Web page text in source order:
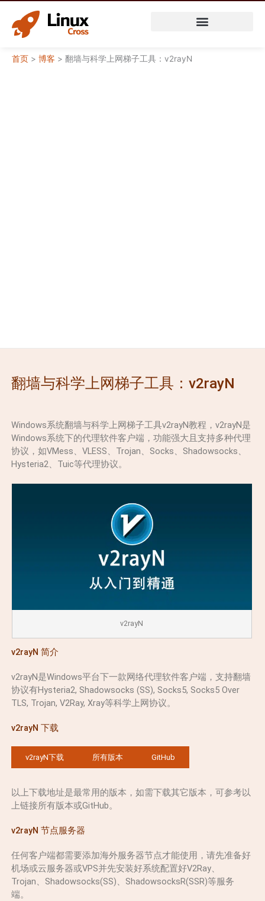
首页 > 博客 > 翻墙与科学上网梯子工具：v2rayN
翻墙与科学上网梯子工具：v2rayN
Windows系统翻墙与科学上网梯子工具v2rayN教程，v2rayN是
Windows系统下的代理软件客户端，功能强大且支持多种代理
协议，如VMess、VLESS、Trojan、Socks、Shadowsocks、
Hysteria2、Tuic等代理协议。
v2rayN
v2rayN 简介
v2rayN是Windows平台下一款网络代理软件客户端，支持翻墙
协议有Hysteria2, Shadowsocks (SS), Socks5, Socks5 Over
TLS, Trojan, V2Ray, Xray等科学上网协议。
v2rayN 下载
v2rayN下载 所有版本 GitHub
以上下载地址是最常用的版本，如需下载其它版本，可参考以
上链接所有版本或GitHub。
v2rayN 节点服务器
任何客户端都需要添加海外服务器节点才能使用，请先准备好
机场或云服务器或VPS并先安装好系统配置好V2Ray、
Trojan、Shadowsocks(SS)、ShadowsocksR(SSR)等服务
端。